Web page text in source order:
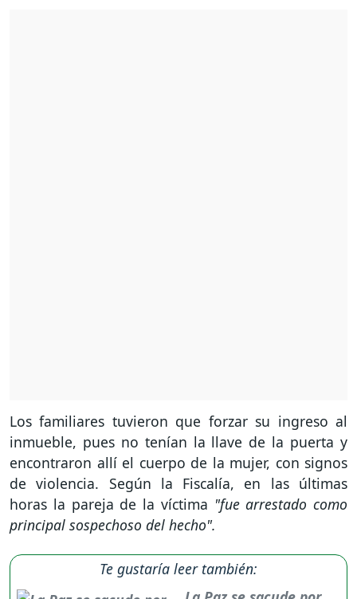
Los familiares tuvieron que forzar su ingreso al
inmueble, pues no tenían la llave de la puerta y
encontraron allí el cuerpo de la mujer, con signos
de violencia. Según la Fiscalía, en las últimas
horas la pareja de la víctima "fue arrestado como
principal sospechoso del hecho".
Te gustaría leer también: